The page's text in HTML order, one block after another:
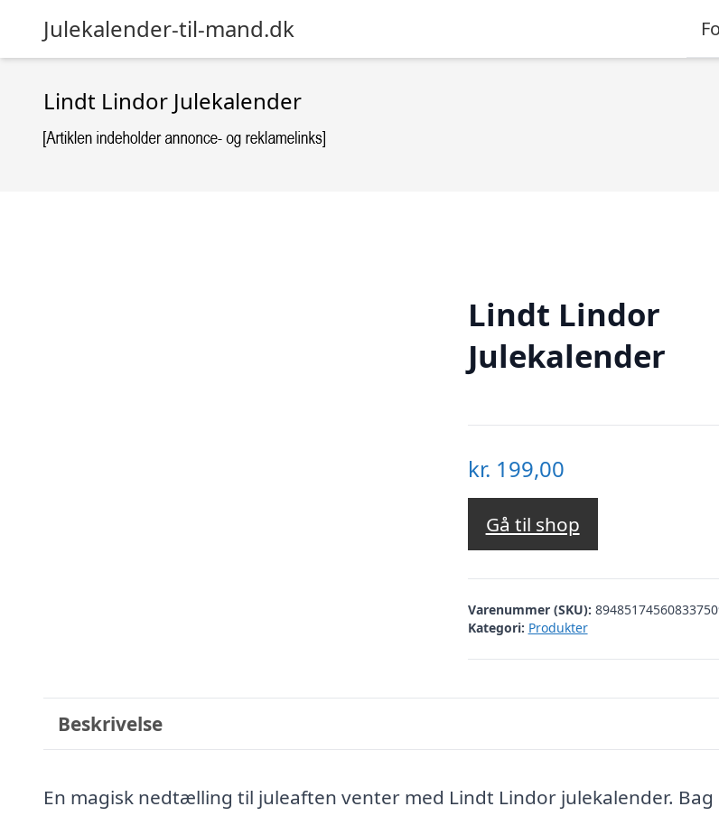
Julekalender-til-mand.dk
Lindt Lindor Julekalender
Lindt Lindor
Julekalender
kr. 199,00
Gå til shop
Varenummer (SKU):
Kategori: Produkter
Beskrivelse
En magisk nedtælling til juleaften venter med Lindt Lindor julekalender. Bag